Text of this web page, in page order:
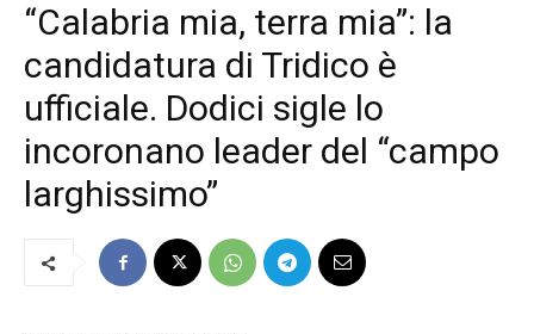
“Calabria mia, terra mia”: la
candidatura di Tridico è
ufficiale. Dodici sigle lo
incoronano leader del “campo
larghissimo”